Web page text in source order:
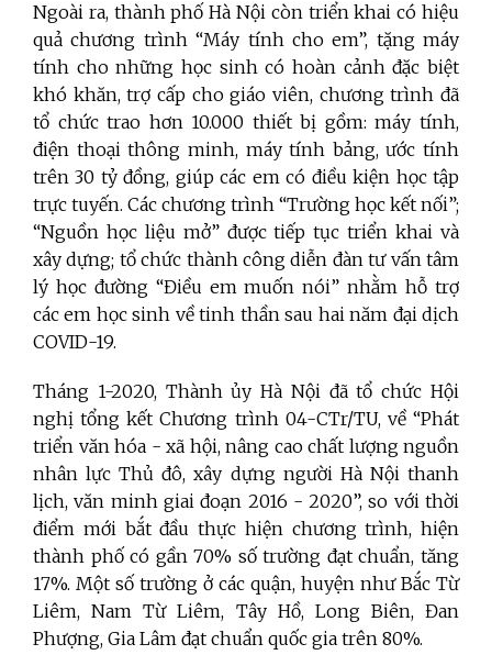
Ngoài ra, thành phố Hà Nội còn triển khai có hiệu
quả chương trình “Máy tính cho em”, tặng máy
tính cho những học sinh có hoàn cảnh đặc biệt
khó khăn, trợ cấp cho giáo viên, chương trình đã
tổ chức trao hơn 10.000 thiết bị gồm: máy tính,
điện thoại thông minh, máy tính bảng, ước tính
trên 30 tỷ đồng, giúp các em có điều kiện học tập
trực tuyến. Các chương trình “Trường học kết nối”;
“Nguồn học liệu mở” được tiếp tục triển khai và
xây dựng; tổ chức thành công diễn đàn tư vấn tâm
lý học đường “Điều em muốn nói” nhằm hỗ trợ
các em học sinh về tinh thần sau hai năm đại dịch
COVID-19.
Tháng 1-2020, Thành ủy Hà Nội đã tổ chức Hội
nghị tổng kết Chương trình 04-CTr/TU, về “Phát
triển văn hóa - xã hội, nâng cao chất lượng nguồn
nhân lực Thủ đô, xây dựng người Hà Nội thanh
lịch, văn minh giai đoạn 2016 - 2020”, so với thời
điểm mới bắt đầu thực hiện chương trình, hiện
thành phố có gần 70% số trường đạt chuẩn, tăng
17%. Một số trường ở các quận, huyện như Bắc Từ
Liêm, Nam Từ Liêm, Tây Hồ, Long Biên, Đan
Phượng, Gia Lâm đạt chuẩn quốc gia trên 80%.